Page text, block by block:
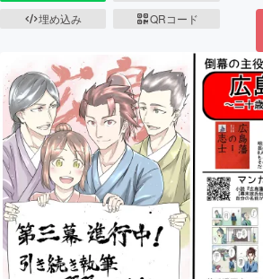
埋め込み
QRコード